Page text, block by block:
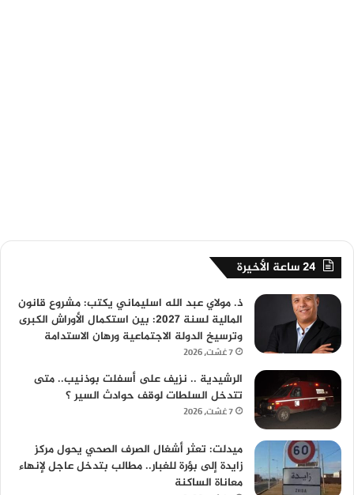
24 ساعة الأخيرة
ذ. مولاي عبد الله اسليماني يكتب: مشروع قانون
المالية لسنة 2027: بين استكمال الأوراش الكبرى
وترسيخ الدولة الاجتماعية ورهان الاستدامة
7 غشت، 2026
الرشيدية .. نزيف على أسفلت بوذنيب.. متى
تتدخل السلطات لوقف حوادث السير ؟
7 غشت، 2026
ميدلت: تعثر أشغال الصرف الصحي يحول مركز
زايدة إلى بؤرة للغبار.. مطالب بتدخل عاجل لإنهاء
معاناة الساكنة